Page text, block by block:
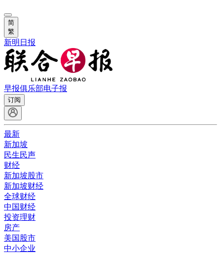
简
繁
新明日报
早报俱乐部电子报
订阅
最新
新加坡
民生民声
财经
新加坡股市
新加坡财经
全球财经
中国财经
投资理财
房产
美国股市
中小企业